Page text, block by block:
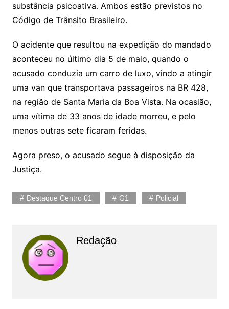
substância psicoativa. Ambos estão previstos no
Código de Trânsito Brasileiro.
O acidente que resultou na expedição do mandado
aconteceu no último dia 5 de maio, quando o
acusado conduzia um carro de luxo, vindo a atingir
uma van que transportava passageiros na BR 428,
na região de Santa Maria da Boa Vista. Na ocasião,
uma vítima de 33 anos de idade morreu, e pelo
menos outras sete ficaram feridas.
Agora preso, o acusado segue à disposição da
Justiça.
Destaque Centro 01 G1 Policial
Redação